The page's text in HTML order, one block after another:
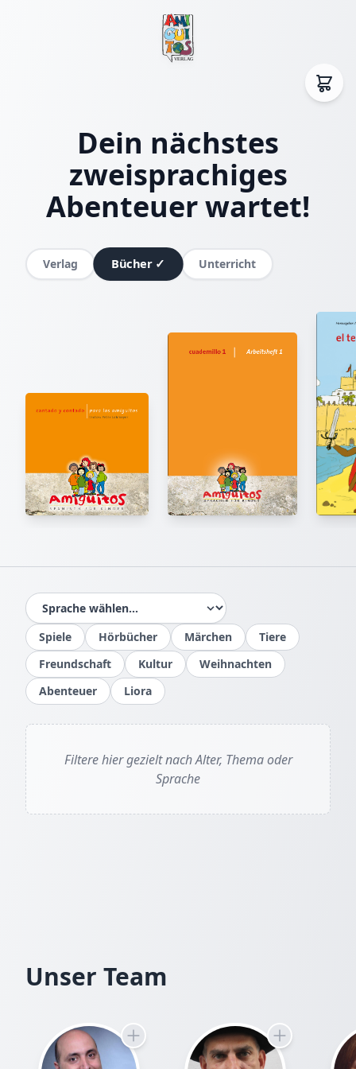
Dein nächstes
zweisprachiges
Abenteuer wartet!
Verlag Bücher ✓ Unterricht
Spiele Hörbücher Märchen
Tiere
Freundschaft
Kultur
Weihnachten
Abenteuer
Liora
Filtere hier gezielt nach Alter, Thema oder
Sprache
Unser Team